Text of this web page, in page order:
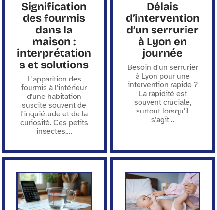
Signification
des fourmis
dans la
maison :
interprétation
s et solutions
L'apparition des
fourmis à l'intérieur
d'une habitation
suscite souvent de
l'inquiétude et de la
curiosité. Ces petits
insectes,…
Délais
d’intervention
d’un serrurier
à Lyon en
journée
Besoin d'un serrurier
à Lyon pour une
intervention rapide ?
La rapidité est
souvent cruciale,
surtout lorsqu'il
s'agit…